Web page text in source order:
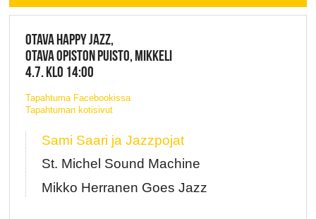
OTAVA HAPPY JAZZ,
OTAVA OPISTON PUISTO, MIKKELI
4.7. KLO 14:00
Tapahtuma Facebookissa
Tapahtuman kotisivut
Sami Saari ja Jazzpojat
St. Michel Sound Machine
Mikko Herranen Goes Jazz